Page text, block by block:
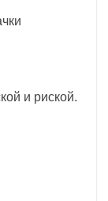
и риской.